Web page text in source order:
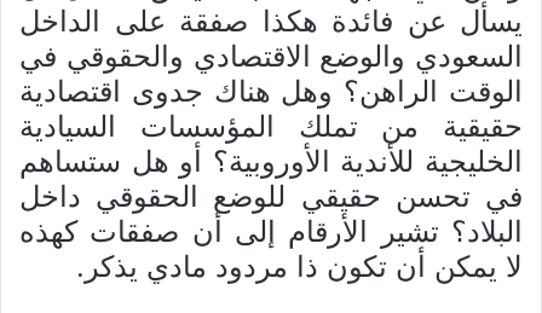
يسأل عن فائدة هكذا صفقة على الداخل
السعودي والوضع الاقتصادي والحقوقي في
الوقت الراهن؟ وهل هناك جدوى اقتصادية
حقيقية من تملك المؤسسات السيادية
الخليجية للأندية الأوروبية؟ أو هل ستساهم
في تحسن حقيقي للوضع الحقوقي داخل
البلاد؟ تشير الأرقام إلى أن صفقات كهذه
لا يمكن أن تكون ذا مردود مادي يذكر.